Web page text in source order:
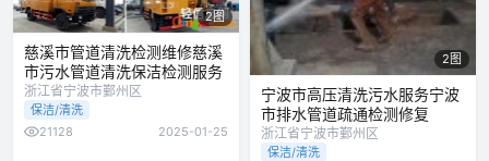
2图
慈溪市管道清洗检测维修慈溪
市污水管道清洗保洁检测服务
浙江省宁波市鄞州区
保洁/清洗
21128
2025-01-25
2图
宁波市高压清洗污水服务宁波
市排水管道疏通检测修复
浙江省宁波市鄞州区
保洁/清洗